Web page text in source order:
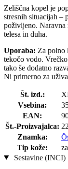
Zeliščna kopel je
stresnih situacijah –
poživljeno. Naravna
telesa in duha.
Uporaba: Za polno
tekočo vodo.
tako še dodatno
Ni primerno za
Št. izd.:
Vsebina:
EAN:
Št.-Proizvajalca:
Znamka:
Tip kože:
Sestavine (INCI)